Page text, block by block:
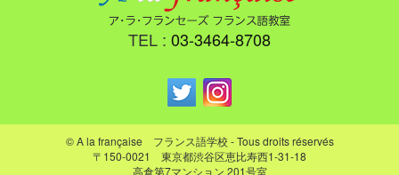
TEL : 03-3464-8708
© A la française フランス語学校 - Tous droits réservés
〒150-0021 東京都渋谷区恵比寿西1-31-18
高倉第7マンション 201号室